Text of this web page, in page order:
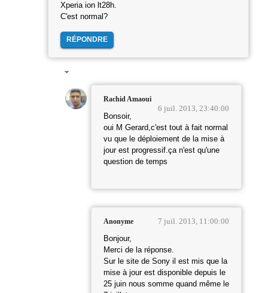
Xperia ion lt28h.
C'est normal?
RÉPONDRE
Rachid Amaoui
6 juil. 2013, 23:40:00
Bonsoir,
oui M Gerard,c'est tout à fait normal
vu que le déploiement de la mise à
jour est progressif.ça n'est qu'une
question de temps
Anonyme 7 juil. 2013, 11:00:00
Bonjour,
Merci de la réponse.
Sur le site de Sony il est mis que la
mise à jour est disponible depuis le
25 juin nous somme quand même le